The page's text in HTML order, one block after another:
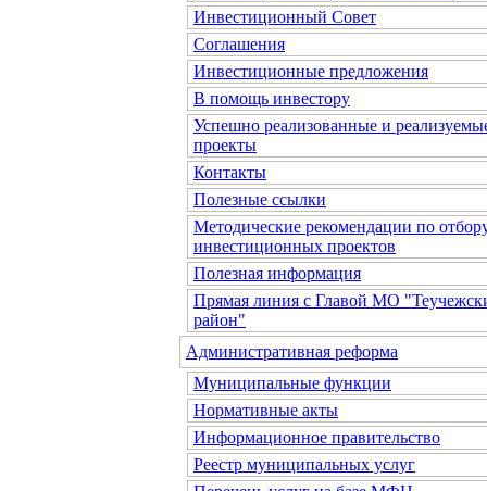
Инвестиционный Совет
Соглашения
Инвестиционные предложения
В помощь инвестору
Успешно реализованные и
проекты
Контакты
Полезные ссылки
Методические рекомендации по
инвестиционных проектов
Полезная информация
Прямая линия с Главой МО
район"
Административная реформа
Муниципальные функции
Нормативные акты
Информационное правительство
Реестр муниципальных услуг